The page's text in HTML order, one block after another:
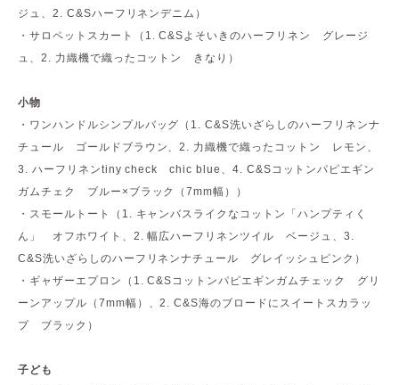
ジュ、2. C&Sハーフリネンデニム）
・サロペットスカート（1. C&Sよそいきのハーフリネン グレージ
ュ、2. 力織機で織ったコットン きなり）
小物
・ワンハンドルシンプルバッグ（1. C&S洗いざらしのハーフリネンナ
チュール ゴールドブラウン、2. 力織機で織ったコットン レモン、
3. ハーフリネンtiny check chic blue、4. C&Sコットンパピエギン
ガムチェク ブルー×ブラック（7mm幅））
・スモールトート（1. キャンバスライクなコットン「ハンプティく
ん」 オフホワイト、2. 幅広ハーフリネンツイル ベージュ、3.
C&S洗いざらしのハーフリネンナチュール グレイッシュピンク）
・ギャザーエプロン（1. C&Sコットンパピエギンガムチェック グリ
ーンアップル（7mm幅）、2. C&S海のブロードにスイートスカラッ
プ ブラック）
子ども